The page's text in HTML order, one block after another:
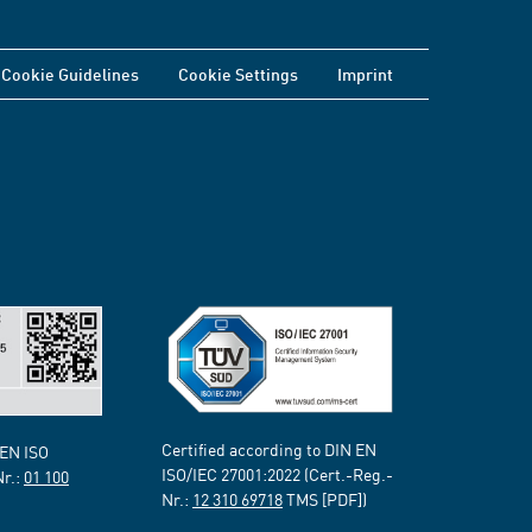
Cookie Guidelines Cookie Settings Imprint
ISO
01 100
Certified according to DIN EN
ISO/IEC 27001:2022 (Cert.-Reg.-
Nr.: 12 310 69718TMS [PDF])